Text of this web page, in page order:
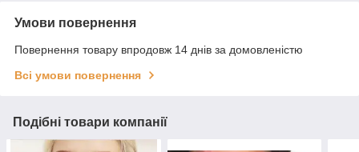
Умови повернення
Повернення товару впродовж 14 днів за домовленістю
Всі умови повернення
Подібні товари компанії